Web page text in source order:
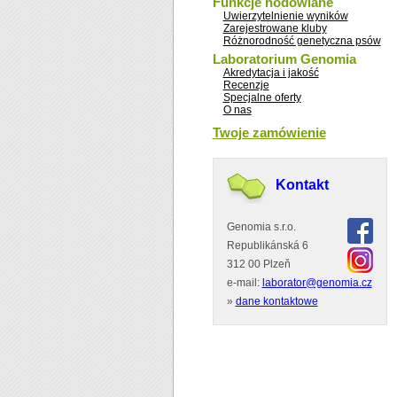
Uwierzytelnienie wyników
Zarejestrowane kluby
Różnorodność genetyczna psów
Laboratorium Genomia
Akredytacja i jakość
Recenzje
Specjalne oferty
O nas
Twoje zamówienie
Kontakt
Genomia s.r.o.
Republikánská 6
312 00 Plzeň
e-mail: laborator@genomia.cz
» dane kontaktowe